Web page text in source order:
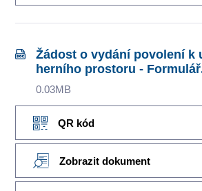
Žádost o vydání povolení k
herního prostoru -
0.03MB
QR kód
Zobrazit dokument